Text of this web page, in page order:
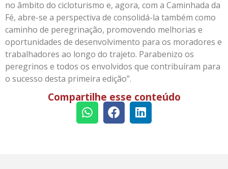
no âmbito do cicloturismo e, agora, com a Caminhada da
Fé, abre-se a perspectiva de consolidá-la também como
caminho de peregrinação, promovendo melhorias e
oportunidades de desenvolvimento para os moradores e
trabalhadores ao longo do trajeto. Parabenizo os
peregrinos e todos os envolvidos que contribuíram para
o sucesso desta primeira edição”.
Compartilhe esse conteúdo